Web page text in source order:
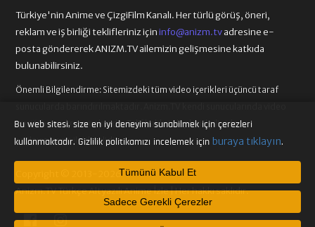
85. BÖLÜM 86. BÖLÜM
87. BÖLÜM
91. BÖLÜM 92. BÖLÜM
93. BÖLÜM 94. BÖLÜM
Türkiye'nin Anime ve ÇizgiFilm Kanalı. Her türlü görüş, öneri,
reklam ve iş birliği teklifleriniz içininfo@anizm.tvadresine e-
posta göndererek ANIZM.TV ailemizin gelişmesine katkıda
bulunabilirsiniz.
Önemli Bilgilendirme: Sitemizdeki tüm video içerikleri üçüncü taraf
içeriği barındırmamaktadır. Telif hakkı talepleri ilgili video
sağlayıcılarına iletilmelidir.
Copyright © 2013-2026
Anizm.TV Türkçe Altyazılı Anime İzle | Her hakkı saklıdır.
Bu web sitesi, size en iyi deneyimi sunabilmek için çerezleri
kullanmaktadır. Gizlilik politikamızı incelemek için buraya tıklayın.
Tümünü Kabul Et
Sadece Gerekli Çerezler